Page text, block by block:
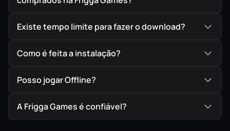
habilidades e aparência para criar o jogador dos seus
Novos recursos e eventos
lançamentos constantes que trazem novas formas de
se destacar no campo.
Existe tempo limite para fazer o download?
Como é feita a instalação?
Posso jogar Offline?
A Frigga Games é confiável?